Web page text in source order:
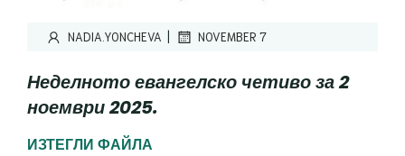
NADIA.YONCHEVA | NOVEMBER 7
Неделното евангелско четиво за 2
ноември 2025.
ИЗТЕГЛИ ФАЙЛА